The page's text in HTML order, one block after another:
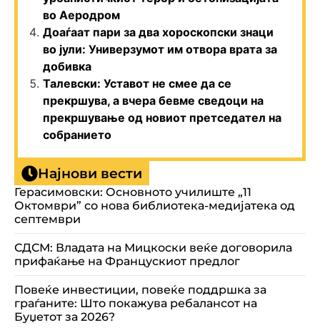
во Аеродром
Доаѓаат пари за два хороскопски знаци
во јули: Универзумот им отвора врата за
добивка
Талевски: Уставот не смее да се
прекршува, а вчера бевме сведоци на
прекршување од новиот претседател на
собранието
Најнови вести
Герасимовски: Основното училиште „11
Октомври” со нова библиотека-медијатека од
септември
СДСМ: Владата на Мицкоски веќе договорила
прифаќање на Францускиот предлог
Повеќе инвестиции, повеќе поддршка за
граѓаните: Што покажува ребалансот на
Буџетот за 2026?